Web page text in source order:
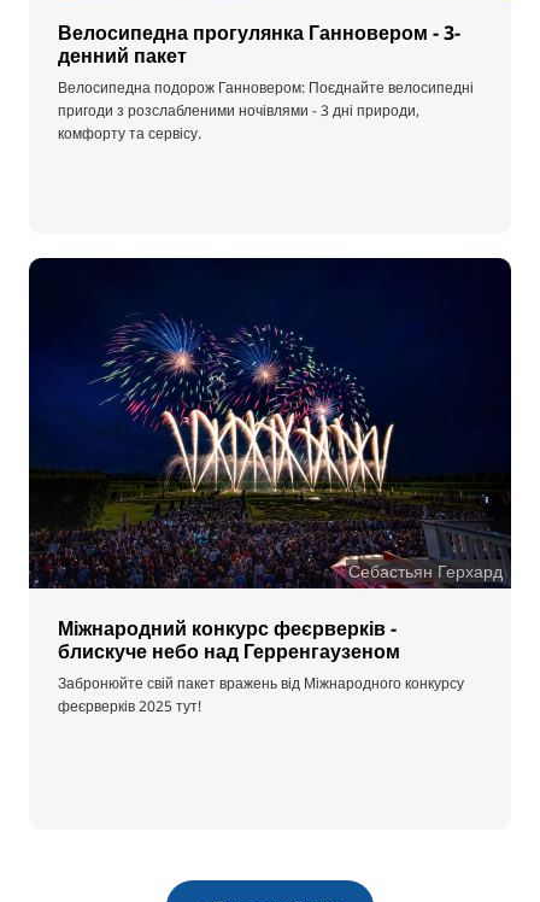
Велосипедна прогулянка Ганновером - 3-
денний пакет
Велосипедна подорож Ганновером: Поєднайте велосипедні
пригоди з розслабленими ночівлями - 3 дні природи,
комфорту та сервісу.
Себастьян Герхард
Міжнародний конкурс феєрверків -
блискуче небо над Герренгаузеном
Забронюйте свій пакет вражень від Міжнародного конкурсу
феєрверків 2025 тут!